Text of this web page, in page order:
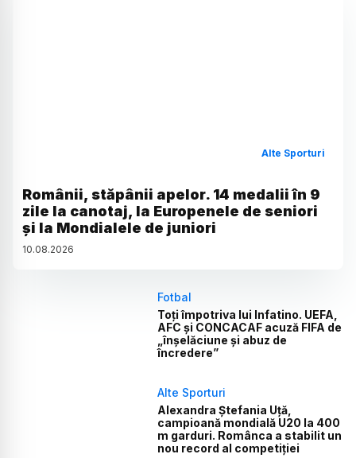
Alte Sporturi
Românii, stăpânii apelor. 14 medalii în 9
zile la canotaj, la Europenele de seniori
și la Mondialele de juniori
10.08.2026
Fotbal
Toți împotriva lui Infatino. UEFA,
AFC și CONCACAF acuză FIFA de
„înșelăciune și abuz de
încredere”
Alte Sporturi
Alexandra Ștefania Uță,
campioană mondială U20 la 400
m garduri. Românca a stabilit un
nou record al competiției